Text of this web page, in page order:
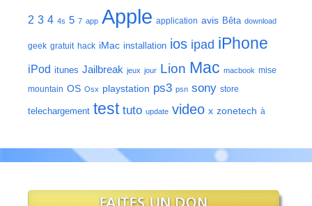
2 3 4 4s 5 7 app Apple application avis Bêta download
geek gratuit hack iMac installation ios ipad iPhone
iPod itunes Jailbreak jeux jour Lion Mac macbook mise
mountain OS Osx playstation ps3 psn sony store
telechargement test tuto update video x zonetech à